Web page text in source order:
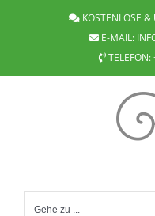
KOSTENLOSE &
E-MAIL:
TELEFON:
Gehe zu ...